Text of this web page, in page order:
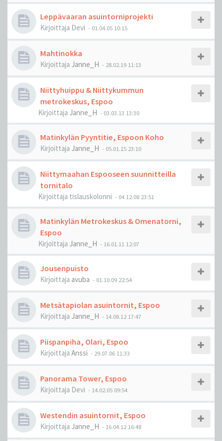
Leppävaaran asuintorniprojekti
Kirjoittaja Devi - 01.04.05 10:15
Mahtinokka
Kirjoittaja Janne_H - 28.02.19 11:13
Niittyhuippu & Niittykummun
metrokeskus, Espoo
Kirjoittaja Janne_H - 03.03.13 13:30
Matinkylän Pyyntitie, Espoon Koho
Kirjoittaja Janne_H - 05.01.15 23:10
Niittymaahan Espooseen suunnitteilla
tornitalo
Kirjoittaja tislauskolonni - 04.12.08 23:51
Matinkylän Metrokeskus & Omenatorni,
Espoo
Kirjoittaja Janne_H - 16.01.11 12:07
Jousenpuisto
Kirjoittaja avuba - 01.10.09 22:54
Metsätapiolan asuintornit, Espoo
Kirjoittaja Janne_H - 14.08.12 17:47
Piispanpiha, Olari, Espoo
Kirjoittaja Anssi - 29.07.06 11:33
Panorama Tower, Espoo
Kirjoittaja Devi - 14.02.05 09:54
Westendin asuintornit, Espoo
Kirjoittaja Janne_H - 16.04.12 16:48